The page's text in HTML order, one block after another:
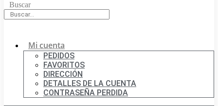
Buscar
Mi cuenta
PEDIDOS
FAVORITOS
DIRECCIÓN
DETALLES DE LA CUENTA
CONTRASEÑA PERDIDA